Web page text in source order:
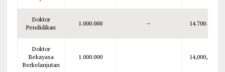
Doktor
Pendidikan
1.000.000 – 14.700.000
Doktor
Rekayasa
Berkelanjutan
1.000.000 14,000,000